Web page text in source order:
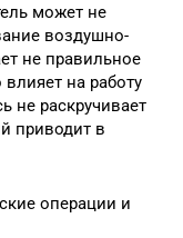
может не
воздушно-
не правильное
на работу
не раскручивает
приводит в
операции и